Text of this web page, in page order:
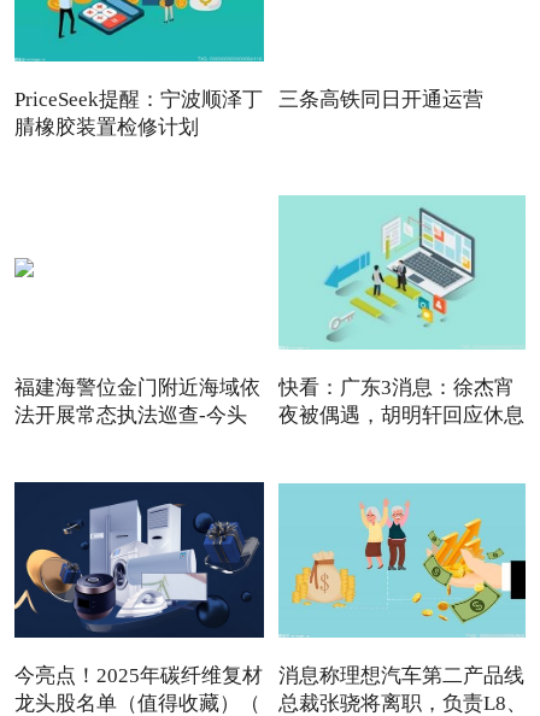
PriceSeek提醒：宁波顺泽丁
腈橡胶装置检修计划
三条高铁同日开通运营
福建海警位金门附近海域依
法开展常态执法巡查-今头
快看：广东3消息：徐杰宵
夜被偶遇，胡明轩回应休息
今亮点！2025年碳纤维复材
龙头股名单（值得收藏）（
消息称理想汽车第二产品线
总裁张骁将离职，负责L8、